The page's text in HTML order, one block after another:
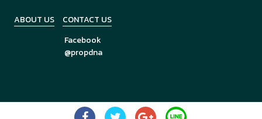
ABOUT US
CONTACT US
Facebook
@propdna
Copyright © 2026PropDNAAll Rights Reserved.